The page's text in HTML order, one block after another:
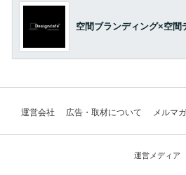
空間ブランディング×空間
運営会社 広告・取材について メルマガ
運営メディア